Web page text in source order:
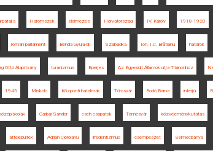
Háromszék élelmezés Horvátország IV. Károly 1918-1920
román parlament Benda Gyula-díj Szabadka Ion. I.C. Brătianu határok
Ottó Alapítvány turanizmus Eperjes Az Egyesült Államok útja Trianonhoz
1945 Miskolc Központi hatalmak Törcsvár Bodó Barna interjú
Garbai Sándor cseh csapatok Temesvár közvéleménykutatás
áttelepültek Adrian Cioroianu irredentizmus csempészet Selmecbánya